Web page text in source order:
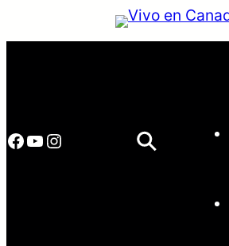
al
Facebook
YouTube
Instagram